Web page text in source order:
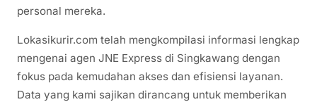
personal mereka.
Lokasikurir.com telah mengkompilasi informasi lengkap
mengenai agen JNE Express di Singkawang dengan
fokus pada kemudahan akses dan efisiensi layanan.
Data yang kami sajikan dirancang untuk memberikan